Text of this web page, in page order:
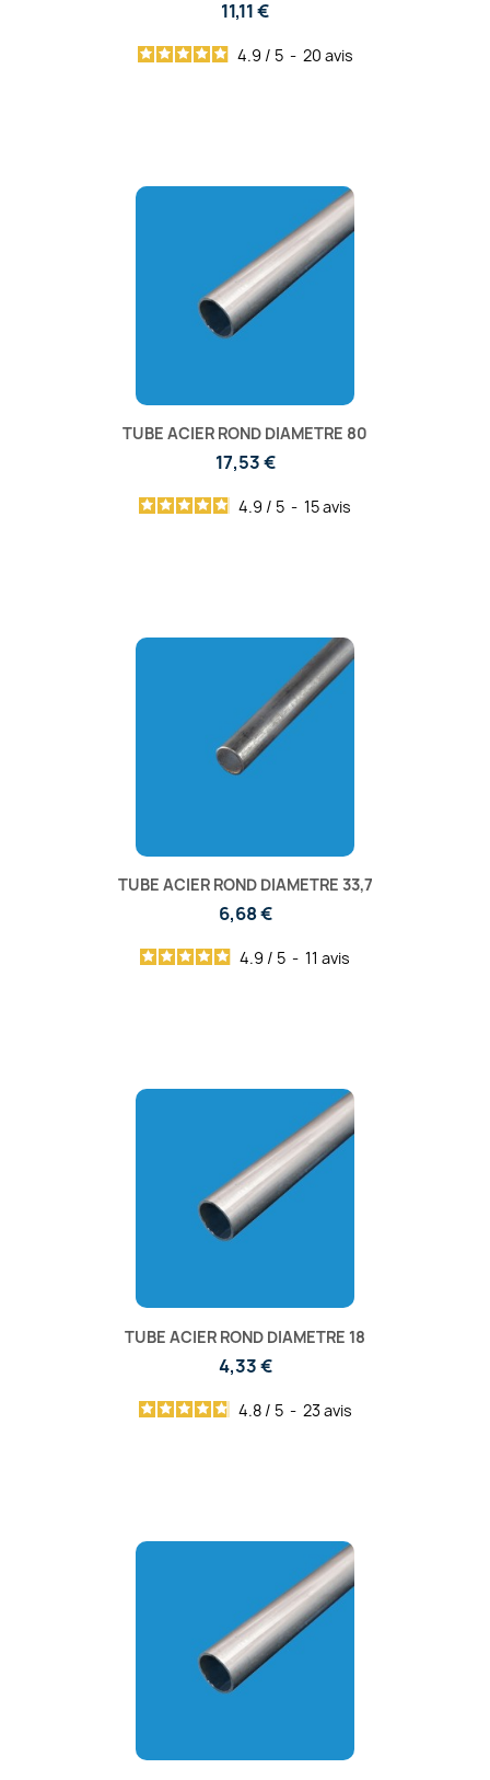
11,11 €
4.9 / 5 - 20 avis
TUBE ACIER ROND DIAMETRE 80
17,53 €
4.9 / 5 - 15avis
TUBE ACIER ROND DIAMETRE 33,7
6,68 €
4.9 / 5 - 11 avis
TUBE ACIER ROND DIAMETRE 18
4,33 €
4.8 / 5 - 23avis